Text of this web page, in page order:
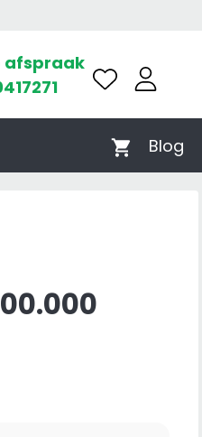
afspraak
Blog